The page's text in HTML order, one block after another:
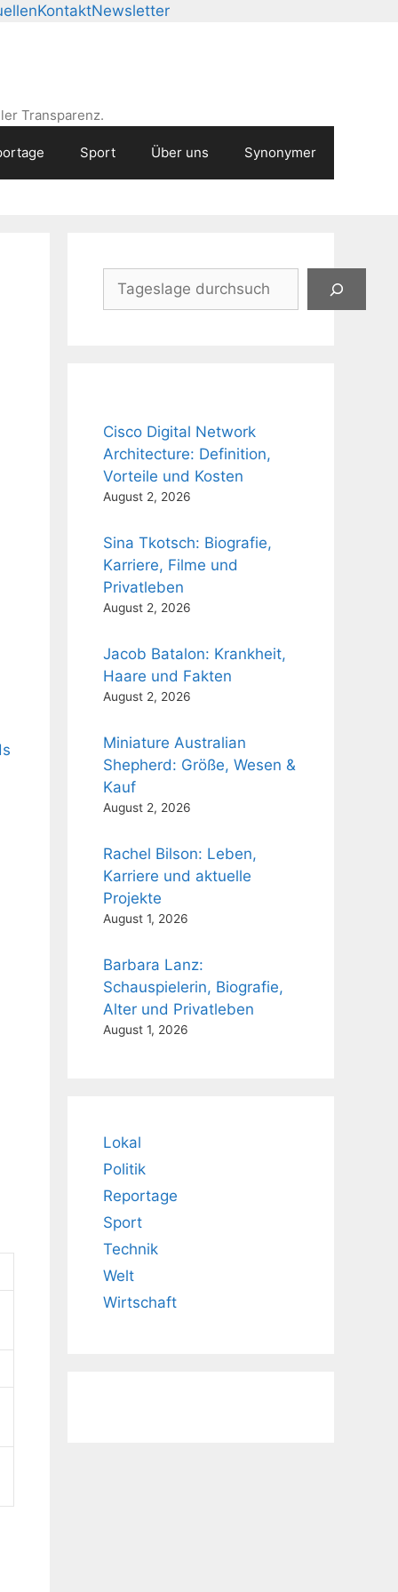
KontaktNewsletter
Transparenz.
Sport Über uns Synonymer
Suchen
Cisco Digital Network
Architecture: Definition,
Vorteile und Kosten
August 2, 2026
Sina Tkotsch: Biografie,
Karriere, Filme und
Privatleben
August 2, 2026
Jacob Batalon: Krankheit,
Haare und Fakten
August 2, 2026
Miniature Australian
Shepherd: Größe, Wesen &
Kauf
August 2, 2026
Rachel Bilson: Leben,
Karriere und aktuelle
Projekte
August 1, 2026
Barbara Lanz:
Schauspielerin, Biografie,
Alter und Privatleben
August 1, 2026
Lokal
Politik
Reportage
Sport
Technik
Welt
Wirtschaft